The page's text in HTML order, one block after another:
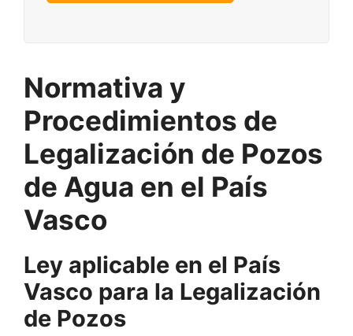
Normativa y
Procedimientos de
Legalización de Pozos
de Agua en el País
Vasco
Ley aplicable en el País
Vasco para la Legalización
de Pozos